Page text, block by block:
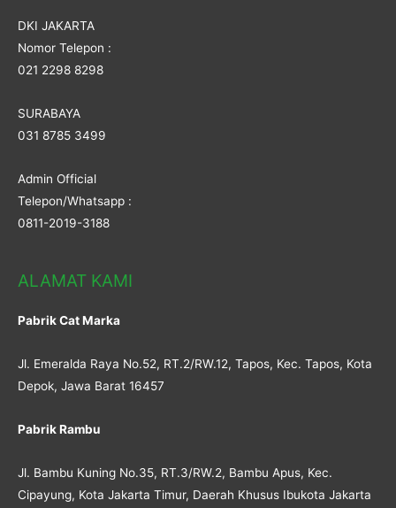
DKI JAKARTA
Nomor Telepon :
021 2298 8298
SURABAYA
031 8785 3499
Admin Official
Telepon/Whatsapp :
0811-2019-3188
ALAMAT KAMI
Pabrik Cat Marka
Jl. Emeralda Raya No.52, RT.2/RW.12, Tapos, Kec. Tapos, Kota
Depok, Jawa Barat 16457
Pabrik Rambu
Jl. Bambu Kuning No.35, RT.3/RW.2, Bambu Apus, Kec.
Cipayung, Kota Jakarta Timur, Daerah Khusus Ibukota Jakarta